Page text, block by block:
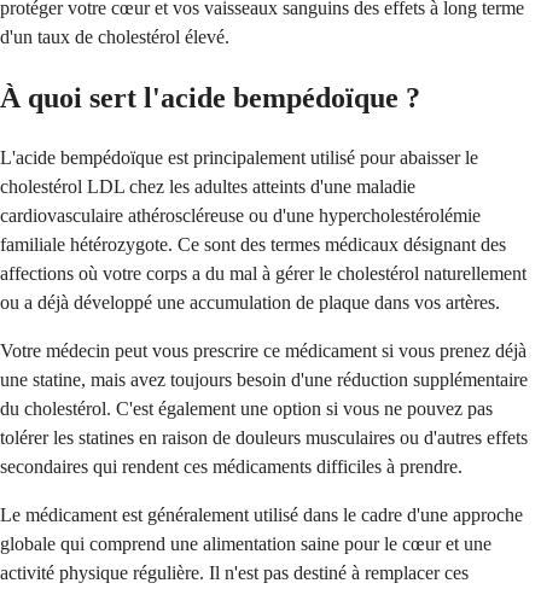
protéger votre cœur et vos vaisseaux sanguins des effets à long terme
d'un taux de cholestérol élevé.
À quoi sert l'acide bempédoïque ?
L'acide bempédoïque est principalement utilisé pour abaisser le
cholestérol LDL chez les adultes atteints d'une maladie
cardiovasculaire athéroscléreuse ou d'une hypercholestérolémie
familiale hétérozygote. Ce sont des termes médicaux désignant des
affections où votre corps a du mal à gérer le cholestérol naturellement
ou a déjà développé une accumulation de plaque dans vos artères.
Votre médecin peut vous prescrire ce médicament si vous prenez déjà
une statine, mais avez toujours besoin d'une réduction supplémentaire
du cholestérol. C'est également une option si vous ne pouvez pas
tolérer les statines en raison de douleurs musculaires ou d'autres effets
secondaires qui rendent ces médicaments difficiles à prendre.
Le médicament est généralement utilisé dans le cadre d'une approche
globale qui comprend une alimentation saine pour le cœur et une
activité physique régulière. Il n'est pas destiné à remplacer ces